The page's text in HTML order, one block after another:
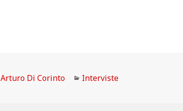
Autore
Arturo Di Corinto Categorie
Interviste